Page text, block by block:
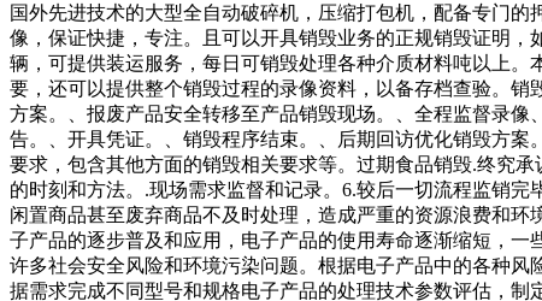
国外先进技术的大型全自动破碎机，压缩打包机，配备专门
像，保证快捷，专注。且可以开具销毁业务的正规销毁证明
辆，可提供装运服务，每日可销毁处理各种介质材料吨以上
要，还可以提供整个销毁过程的录像资料，以备存档查验。
方案。、报废产品安全转移至产品销毁现场。、全程监督录
告。、开具凭证。、销毁程序结束。、后期回访优化销毁方
要求，包含其他方面的销毁相关要求等。过期食品销毁.终究
的时刻和方法。.现场需求监督和记录。6.较后一切流程监销
闲置商品甚至废弃商品不及时处理，造成严重的资源浪费和
子产品的逐步普及和应用，电子产品的使用寿命逐渐缩短，
许多社会安全风险和环境污染问题。根据电子产品中的各种
据需求完成不同型号和规格电子产品的处理技术参数评估，